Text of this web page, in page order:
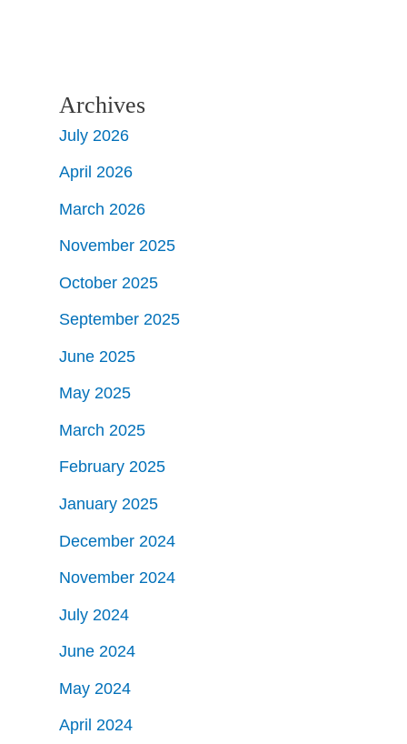
Archives
July 2026
April 2026
March 2026
November 2025
October 2025
September 2025
June 2025
May 2025
March 2025
February 2025
January 2025
December 2024
November 2024
July 2024
June 2024
May 2024
April 2024